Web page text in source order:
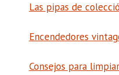
Las pipas de
Encendedores
Consejos para